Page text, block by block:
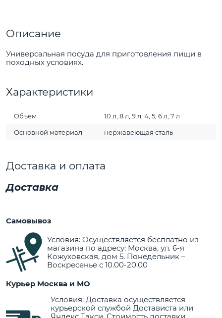
Описание
Универсальная посуда для приготовления пищи в
походных условиях.
Характеристики
Объем 10 л, 8 л, 9 л, 4, 5, 6 л, 7 л
Основной материал нержавеющая сталь
Доставка и оплата
Доставка
Самовывоз
Условия: Осуществляется бесплатно из
магазина по адресу: Москва, ул. 6-я
Кожуховская, дом 5. Понедельник –
Воскресенье с 10.00-20.00
Курьер Москва и МО
Условия: Доставка осуществляется
курьерской службой Достависта или